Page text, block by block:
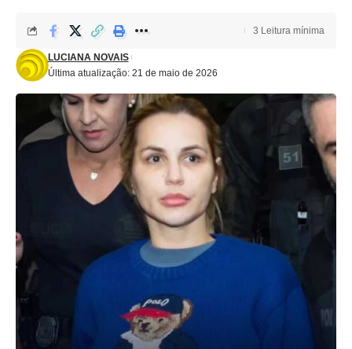
Última atualização: 21 de maio de 2026
LUCIANA NOVAIS
3 Leitura mínima